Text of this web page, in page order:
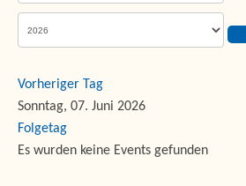
Vorheriger Tag
Sonntag, 07. Juni 2026
Folgetag
Es wurden keine Events gefunden